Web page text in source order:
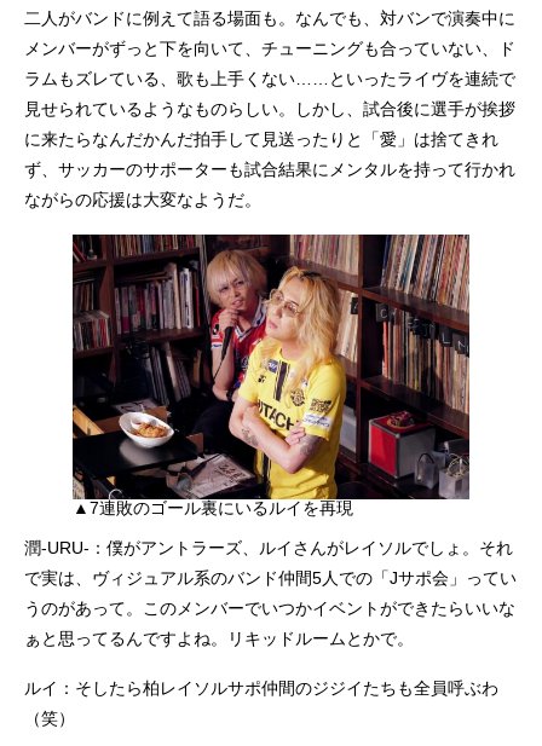
二人がバンドに例えて語る場面も。なんでも、対バンで演奏中に
メンバーがずっと下を向いて、チューニングも合っていない、ド
ラムもズレている、歌も上手くない……といったライヴを連続で
見せられているようなものらしい。しかし、試合後に選手が挨拶
に来たらなんだかんだ拍手して見送ったりと「愛」は捨てきれ
ず、サッカーのサポーターも試合結果にメンタルを持って行かれ
ながらの応援は大変なようだ。
▲7連敗のゴール裏にいるルイを再現
潤-URU-：僕がアントラーズ、ルイさんがレイソルでしょ。それ
で実は、ヴィジュアル系のバンド仲間5人での「Jサポ会」ってい
うのがあって。このメンバーでいつかイベントができたらいいな
ぁと思ってるんですよね。リキッドルームとかで。
ルイ：そしたら柏レイソルサポ仲間のジジイたちも全員呼ぶわ
（笑）